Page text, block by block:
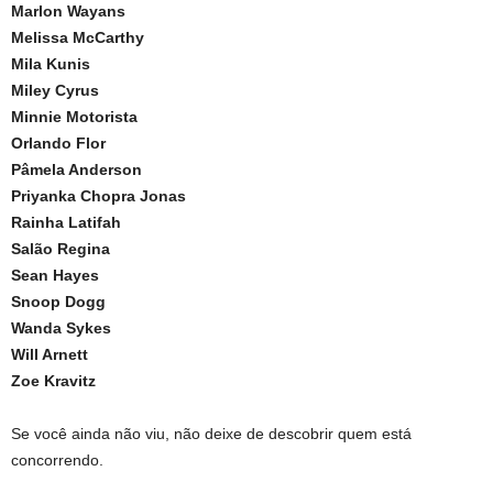
Marlon Wayans
Melissa McCarthy
Mila Kunis
Miley Cyrus
Minnie Motorista
Orlando Flor
Pâmela Anderson
Priyanka Chopra Jonas
Rainha Latifah
Salão Regina
Sean Hayes
Snoop Dogg
Wanda Sykes
Will Arnett
Zoe Kravitz
Se você ainda não viu, não deixe de descobrir quem está
concorrendo.